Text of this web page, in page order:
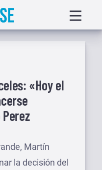
menu
«Hoy el
Martín
la decisión del